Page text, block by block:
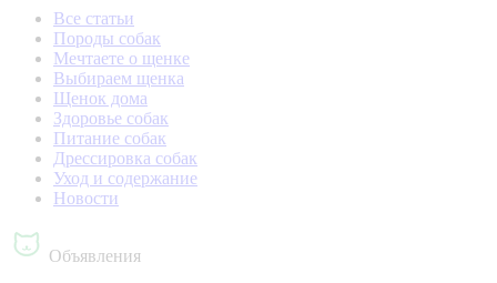
Все статьи
Породы собак
Мечтаете о щенке
Выбираем щенка
Щенок дома
Здоровье собак
Питание собак
Дрессировка собак
Уход и содержание
Новости
Объявления